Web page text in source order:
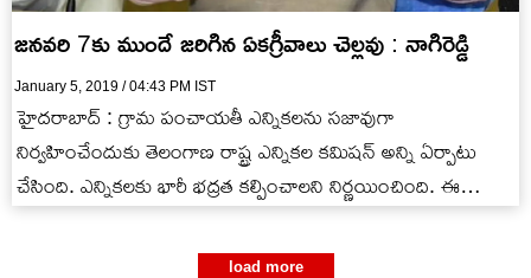
జనవరి 7కు ముందే జరిగిన ఏకగ్రీవాలు చెల్లవు : నాగిరెడ్డి
January 5, 2019 / 04:43 PM IST
హైదరాబాద్ : గ్రామ పంచాయతీ ఎన్నికలను సజావుగా
నిర్వహించేందుకు తెలంగాణ రాష్ట్ర ఎన్నికల కమిషన్‌ అన్ని ఏర్పాటు
చేసింది. ఎన్నికలకు భారీ భద్రత కల్పించాలని నిర్ణయించింది. ఈ
load more